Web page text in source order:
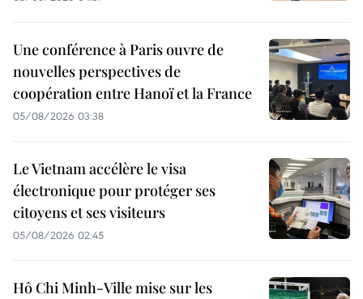
Une conférence à Paris ouvre de
nouvelles perspectives de
coopération entre Hanoï et la France
05/08/2026 03:38
Le Vietnam accélère le visa
électronique pour protéger ses
citoyens et ses visiteurs
05/08/2026 02:45
Hô Chi Minh-Ville mise sur les